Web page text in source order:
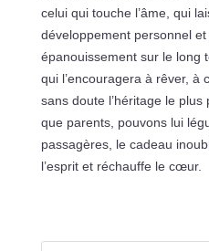
celui qui touche l’âme, qui
développement personnel
épanouissement sur le long
qui l’encouragera à rêver, à
sans doute l’héritage le
que parents, pouvons lui
passagères, le cadeau
l’esprit et réchauffe le cœur.